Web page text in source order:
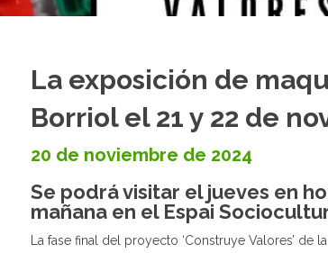
La exposición de
Borriol el 21 y 22 de
20 de noviembre de 2024
Se podrá visitar el jueves en
mañana en el Espai
La fase final del proyecto ‘Construye Valores’ de